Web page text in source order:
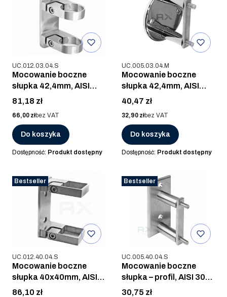
Kod produktu
UC.012.03.04.S
Mocowanie boczne
słupka 42,4mm, AISI
304, SZLIF
Cena
81,18 zł
Cena
66,00 złbez VAT
Do koszyka
Dostępność: Produkt dostępny
Kod produktu
UC.005.03.04.M
Mocowanie boczne
słupka 42,4mm, AISI
304, POLER
Cena
40,47 zł
Cena
32,90 złbez VAT
Do koszyka
Dostępność: Produkt dostępny
Bestseller
Kod produktu
UC.012.40.04.S
Mocowanie boczne
słupka 40x40mm, AISI
304, SZLIF
Cena
86,10 zł
Bestseller
Kod produktu
UC.005.40.04.S
Mocowanie boczne
słupka – profil, AISI 304,
SZLIF
Cena
30,75 zł